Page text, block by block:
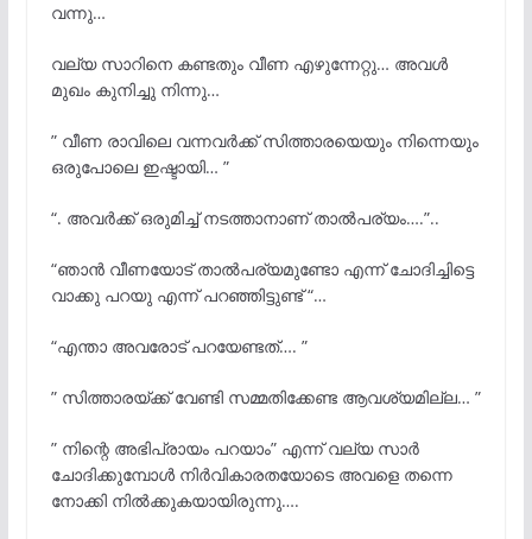
വന്നു…
വല്യ സാറിനെ കണ്ടതും വീണ എഴുന്നേറ്റു… അവൾ
മുഖം കുനിച്ചു നിന്നു…
” വീണ രാവിലെ വന്നവർക്ക് സിത്താരയെയും നിന്നെയും
ഒരുപോലെ ഇഷ്ടായി… ”
“. അവർക്ക് ഒരുമിച്ച് നടത്താനാണ് താൽപര്യം….”..
“ഞാൻ വീണയോട് താൽപര്യമുണ്ടോ എന്ന് ചോദിച്ചിട്ടെ
വാക്കു പറയു എന്ന് പറഞ്ഞിട്ടുണ്ട് “…
“എന്താ അവരോട് പറയേണ്ടത്…. ”
” സിത്താരയ്ക്ക് വേണ്ടി സമ്മതിക്കേണ്ട ആവശ്യമില്ല… ”
” നിന്റെ അഭിപ്രായം പറയാം” എന്ന് വല്യ സാർ
ചോദിക്കുമ്പോൾ നിർവികാരതയോടെ അവളെ തന്നെ
നോക്കി നിൽക്കുകയായിരുന്നു….